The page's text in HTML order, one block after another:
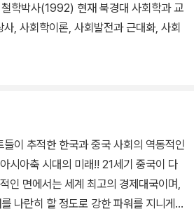
섬, 금문도의 재탄생』(2016), 『전쟁 기억
과 미국ㆍ중국의 전쟁기념관 연구』(201
Forgetting and Awakening Kor
학박사(1992) 현재 북경대 사회학과 교
사회발전과 근대화, 사회
이 추적한 한국과 중국 사회의 역동적인
대의 미래!! 21세기 중국이 다
인 면에서는 세계 최고의 경제대국이며,
나란히 할 정도로 강한 파워를 지니게